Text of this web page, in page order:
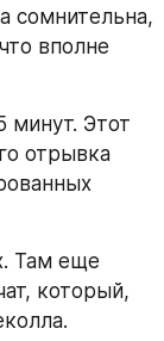
сомнительна,
вполне
минут. Этот
отрывка
Там еще
который,